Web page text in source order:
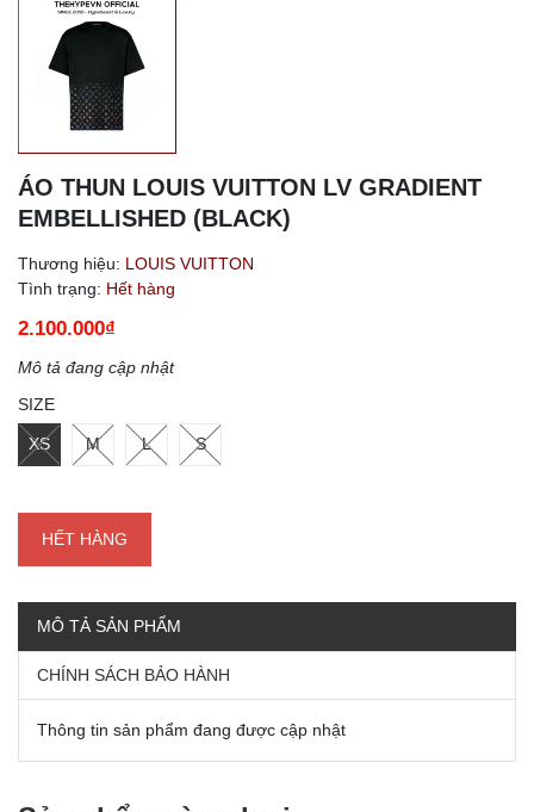
ÁO THUN LOUIS VUITTON LV GRADIENT
EMBELLISHED (BLACK)
Thương hiệu: LOUIS VUITTON
Tình trạng: Hết hàng
2.100.000₫
Mô tả đang cập nhật
SIZE
XS M L S
HẾT HÀNG
MÔ TẢ SẢN PHẨM
CHÍNH SÁCH BẢO HÀNH
Thông tin sản phẩm đang được cập nhật